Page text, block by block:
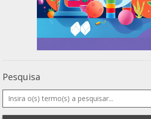
Pesquisa